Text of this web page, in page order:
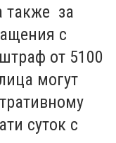
также за
с
от 5100
могут
суток с